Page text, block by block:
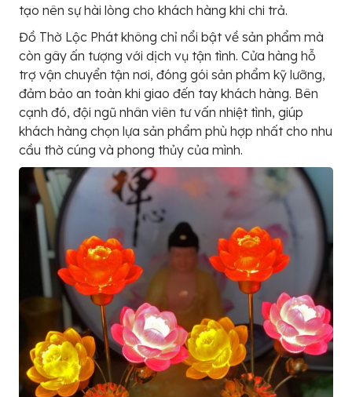
tạo nên sự hài lòng cho khách hàng khi chi trả.
Đồ Thờ Lộc Phát không chỉ nổi bật về sản phẩm mà
còn gây ấn tượng với dịch vụ tận tình. Cửa hàng hỗ
trợ vận chuyển tận nơi, đóng gói sản phẩm kỹ lưỡng,
đảm bảo an toàn khi giao đến tay khách hàng. Bên
cạnh đó, đội ngũ nhân viên tư vấn nhiệt tình, giúp
khách hàng chọn lựa sản phẩm phù hợp nhất cho nhu
cầu thờ cúng và phong thủy của mình.